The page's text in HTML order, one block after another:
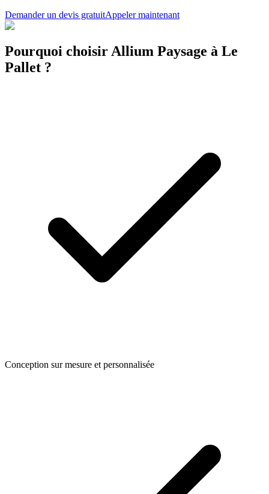
Demander un devis gratuitAppeler maintenant
Pourquoi choisir Allium Paysage à Le
Pallet ?
Conception sur mesure et personnalisée